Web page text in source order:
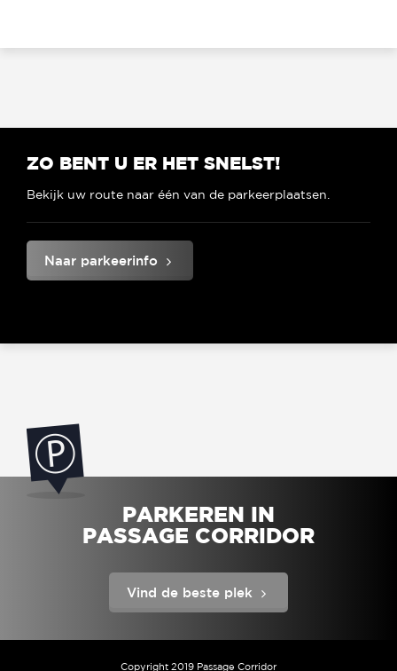
ZO BENT U ER HET SNELST!
Bekijk uw route naar één van de parkeerplaatsen.
Naar parkeerinfo
PARKEREN IN
PASSAGE CORRIDOR
Vind de beste plek
Copyright 2019 Passage Corridor